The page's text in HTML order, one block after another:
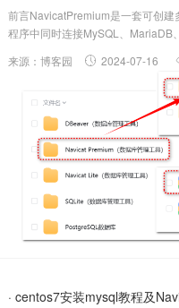
发)
前言NavicatPremium是一套可创
程序中同时连接MySQL、MariaDB
AmazonAurora、Amazo....
来源：博客园 2024-07-16
· centos7安装mysql教程及